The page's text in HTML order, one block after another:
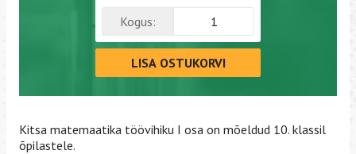
Kogus:
LISA OSTUKORVI
Kitsa matemaatika töövihiku I osa on mõeldud 10. klassil
õpilastele.